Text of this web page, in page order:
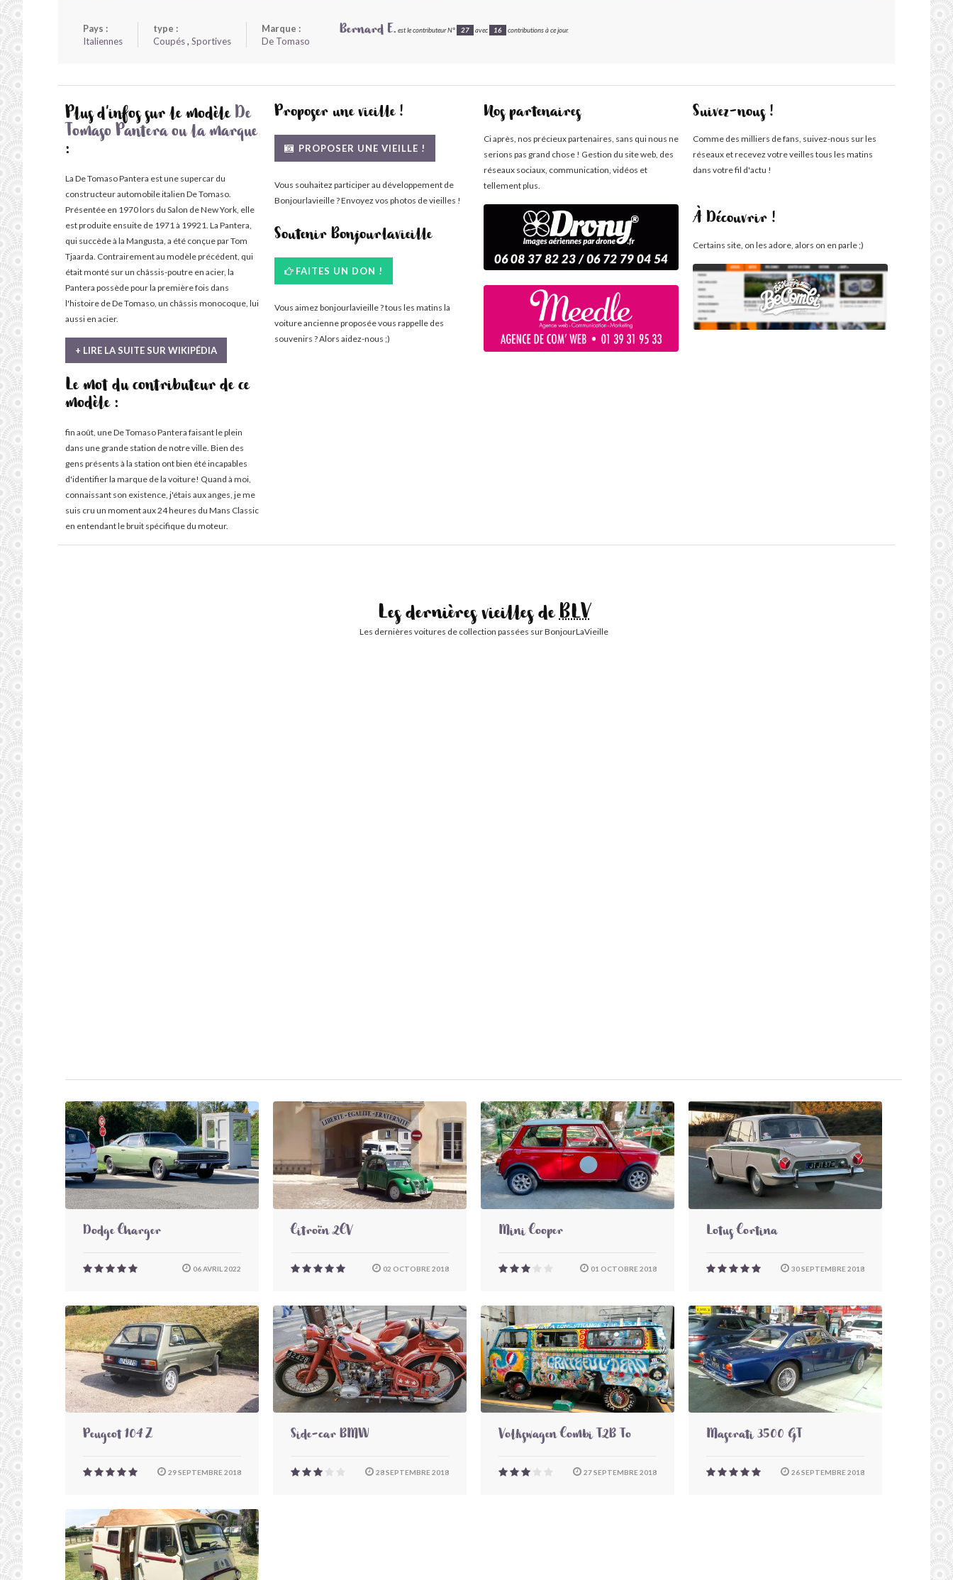
Pays :
Italiennes
type :
Coupés, Sportives
Marque :
De Tomaso
Bernard E. est le contributeur N° 27 avec 16 contributions à ce jour.
Plus d'infos sur le modèle De
Tomaso Pantera ou la marque
:
La De Tomaso Pantera est une supercar du
constructeur automobile italien De Tomaso.
Présentée en 1970 lors du Salon de New York, elle
est produite ensuite de 1971 à 19921. La Pantera,
qui succède à la Mangusta, a été conçue par Tom
Tjaarda. Contrairement au modèle précédent, qui
était monté sur un châssis-poutre en acier, la
Pantera possède pour la première fois dans
l'histoire de De Tomaso, un châssis monocoque, lui
aussi en acier.
+ LIRE LA SUITE SUR WIKIPÉDIA
Le mot du contributeur de ce
modèle :
fin août, une De Tomaso Pantera faisant le plein
dans une grande station de notre ville. Bien des
gens présents à la station ont bien été incapables
d'identifier la marque de la voiture! Quand à moi,
connaissant son existence, j'étais aux anges, je me
suis cru un moment aux 24 heures du Mans Classic
en entendant le bruit spécifique du moteur.
Proposer une vieille !
PROPOSER UNE VIEILLE !
Vous souhaitez participer au développement de
Bonjourlavieille ? Envoyez vos photos de vieilles !
Soutenir Bonjourlavieille
FAITES UN DON !
Vous aimez bonjourlavieille ? tous les matins la
voiture ancienne proposée vous rappelle des
souvenirs ? Alors aidez-nous ;)
Nos partenaires
Ci après, nos précieux partenaires, sans qui nous ne
serions pas grand chose ! Gestion du site web, des
réseaux sociaux, communication, vidéos et
tellement plus.
Suivez-nous !
Comme des milliers de fans, suivez-nous sur les
réseaux et recevez votre veilles tous les matins
dans votre fil d'actu !
À Découvrir !
Certains site, on les adore, alors on en parle ;)
Les dernières vieilles deBLV
Les dernières voitures de collection passées sur BonjourLaVieille
Dodge Charger
06 AVRIL 2022
Citroën 2CV
02 OCTOBRE 2018
Mini Cooper
01 OCTOBRE 2018
Lotus Cortina
30 SEPTEMBRE 2018
Peugeot 104 Z
29 SEPTEMBRE 2018
Side-car BMW
28 SEPTEMBRE 2018
Volkswagen Combi T2B To
27 SEPTEMBRE 2018
Maserati 3500 GT
26 SEPTEMBRE 2018